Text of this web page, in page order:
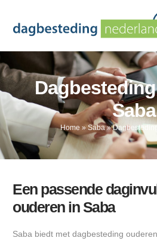
Saba
Home » Saba»
Een passende
ouderen in Saba
Saba biedt met dagbesteding